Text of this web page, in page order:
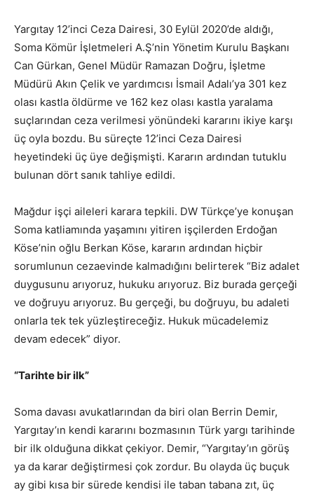
Yargıtay 12’inci Ceza Dairesi, 30 Eylül 2020’de aldığı,
Soma Kömür İşletmeleri A.Ş’nin Yönetim Kurulu Başkanı
Can Gürkan, Genel Müdür Ramazan Doğru, İşletme
Müdürü Akın Çelik ve yardımcısı İsmail Adalı’ya 301 kez
olası kastla öldürme ve 162 kez olası kastla yaralama
suçlarından ceza verilmesi yönündeki kararını ikiye karşı
üç oyla bozdu. Bu süreçte 12’inci Ceza Dairesi
heyetindeki üç üye değişmişti. Kararın ardından tutuklu
bulunan dört sanık tahliye edildi.
Mağdur işçi aileleri karara tepkili. DW Türkçe’ye konuşan
Soma katliamında yaşamını yitiren işçilerden Erdoğan
Köse’nin oğlu Berkan Köse, kararın ardından hiçbir
sorumlunun cezaevinde kalmadığını belirterek “Biz adalet
duygusunu arıyoruz, hukuku arıyoruz. Biz burada gerçeği
ve doğruyu arıyoruz. Bu gerçeği, bu doğruyu, bu adaleti
onlarla tek tek yüzleştireceğiz. Hukuk mücadelemiz
devam edecek” diyor.
“Tarihte bir ilk”
Soma davası avukatlarından da biri olan Berrin Demir,
Yargıtay’ın kendi kararını bozmasının Türk yargı tarihinde
bir ilk olduğuna dikkat çekiyor. Demir, “Yargıtay’ın görüş
ya da karar değiştirmesi çok zordur. Bu olayda üç buçuk
ay gibi kısa bir sürede kendisi ile taban tabana zıt, üç